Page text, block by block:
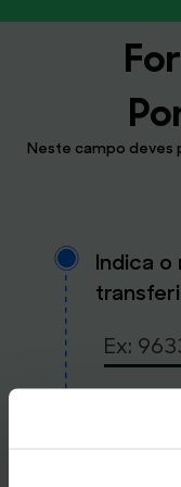
Neste campo deves
Indica